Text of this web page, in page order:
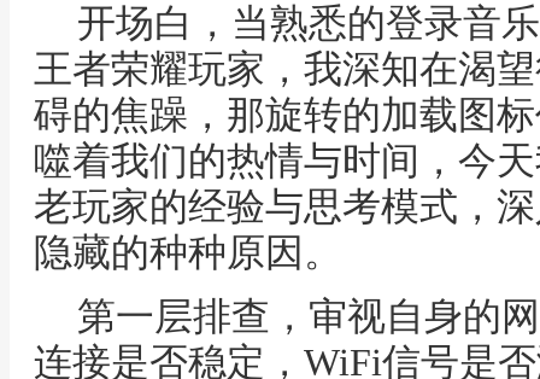
开场白，当熟悉的登录音
王者荣耀玩家，我深知在渴
碍的焦躁，那旋转的加载图
噬着我们的热情与时间，今
老玩家的经验与思考模式，
隐藏的种种原因。
第一层排查，审视自身的
连接是否稳定，WiFi信号是